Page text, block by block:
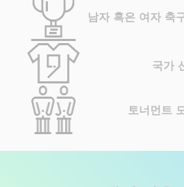
남자 혹은 여자 축
국가
토너먼트